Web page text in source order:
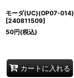
モーダ(UC)(OP07-014)
[240811509]
50円(税込)
カートに入れる